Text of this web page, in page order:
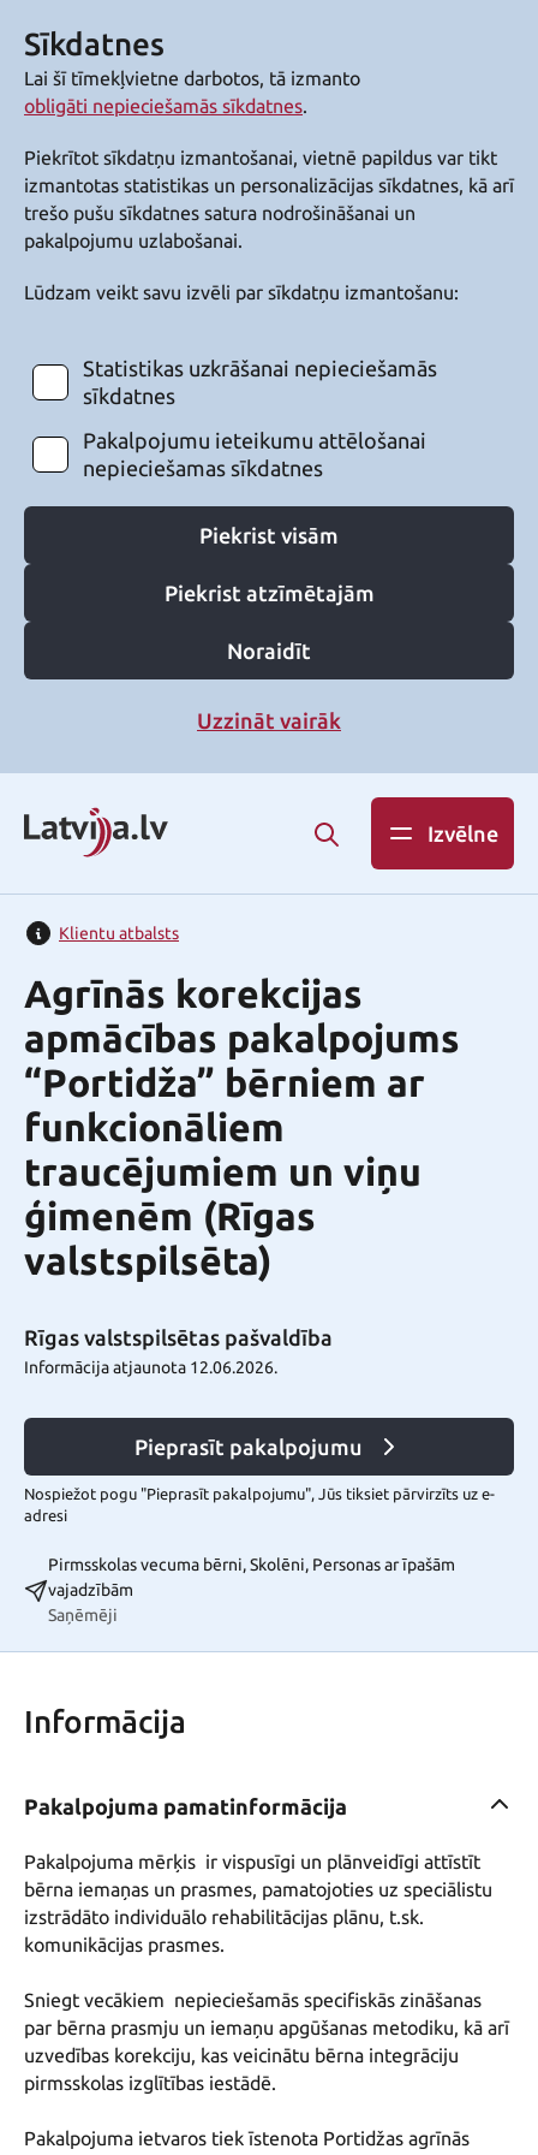
Sīkdatnes
Lai šī tīmekļvietne darbotos, tā izmanto
obligāti nepieciešamās sīkdatnes.
Piekrītot sīkdatņu izmantošanai, vietnē papildus var tikt
izmantotas statistikas un personalizācijas sīkdatnes, kā arī
trešo pušu sīkdatnes satura nodrošināšanai un
pakalpojumu uzlabošanai.
Lūdzam veikt savu izvēli par sīkdatņu izmantošanu:
Statistikas uzkrāšanai nepieciešamās
sīkdatnes
Pakalpojumu ieteikumu attēlošanai
nepieciešamas sīkdatnes
Piekrist visām
Piekrist atzīmētajām
Noraidīt
Uzzināt vairāk
Izvēlne
Klientu atbalsts
Agrīnās korekcijas
apmācības pakalpojums
“Portidža” bērniem ar
funkcionāliem
traucējumiem un viņu
ģimenēm (Rīgas
valstspilsēta)
Rīgas valstspilsētas pašvaldība
Informācija atjaunota 12.06.2026.
Pieprasīt pakalpojumu
Nospiežot pogu "Pieprasīt pakalpojumu", Jūs tiksiet pārvirzīts uz e-
adresi
Pirmsskolas vecuma bērni, Skolēni, Personas ar īpašām
vajadzībām
Saņēmēji
Informācija
Pakalpojuma pamatinformācija
Pakalpojuma mērķis  ir vispusīgi un plānveidīgi attīstīt
bērna iemaņas un prasmes, pamatojoties uz speciālistu
izstrādāto individuālo rehabilitācijas plānu, t.sk.
komunikācijas prasmes.
Sniegt vecākiem  nepieciešamās specifiskās zināšanas
par bērna prasmju un iemaņu apgūšanas metodiku, kā arī
uzvedības korekciju, kas veicinātu bērna integrāciju
pirmsskolas izglītības iestādē.
Pakalpojuma ietvaros tiek īstenota Portidžas agrīnās